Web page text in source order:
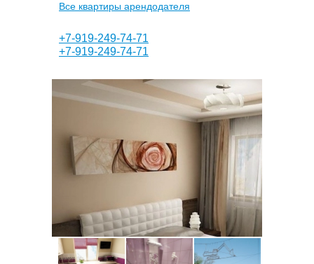
Все квартиры арендодателя
+7-919-249-74-71
+7-919-249-74-71